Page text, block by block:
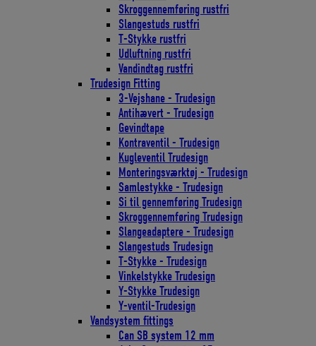
Skroggennemføring rustfri
Slangestuds rustfri
T-Stykke rustfri
Udluftning rustfri
Vandindtag rustfri
Trudesign Fitting
3-Vejshane - Trudesign
Antihævert - Trudesign
Gevindtape
Kontraventil - Trudesign
Kugleventil Trudesign
Monteringsværktøj - Trudesign
Samlestykke - Trudesign
Si til gennemføring Trudesign
Skroggennemføring Trudesign
Slangeadaptere - Trudesign
Slangestuds Trudesign
T-Stykke - Trudesign
Vinkelstykke Trudesign
Y-Stykke Trudesign
Y-ventil-Trudesign
Vandsystem fittings
Can SB system 12 mm